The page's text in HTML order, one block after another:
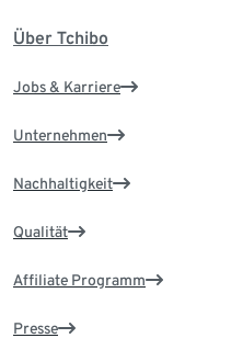
Über Tchibo
Jobs & Karriere
Unternehmen
Nachhaltigkeit
Qualität
Affiliate Programm
Presse